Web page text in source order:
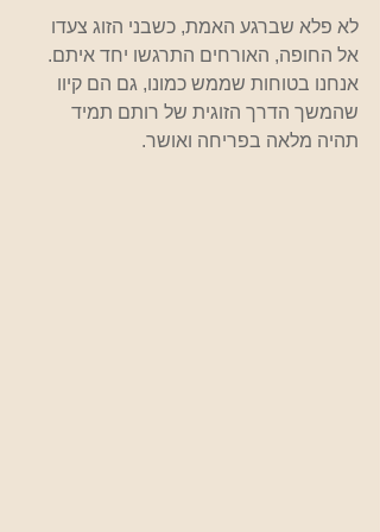
לא פלא שברגע האמת, כשבני הזוג צעדו
אל החופה, האורחים התרגשו יחד איתם.
אנחנו בטוחות שממש כמונו, גם הם קיוו
שהמשך הדרך הזוגית של רותם תמיד
תהיה מלאה בפריחה ואושר.